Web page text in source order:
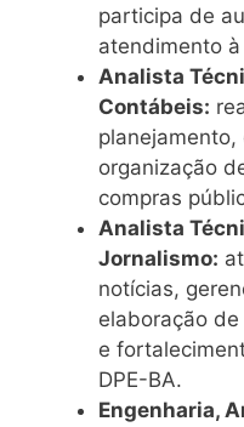
participa de
atendimento
Analista
Contábeis:
organização
compras
Analista
Jornalismo:
notícias,
elaboração
e
DPE-BA.
Engenharia,